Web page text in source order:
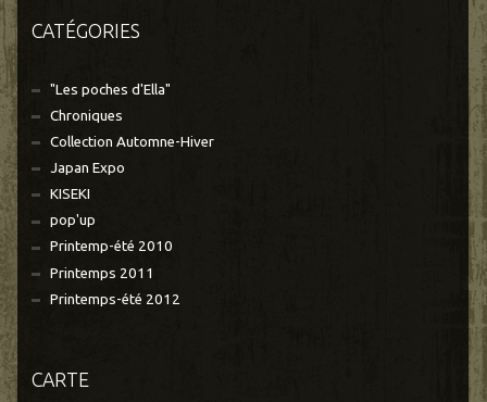
CATÉGORIES
"Les poches d'Ella"
Chroniques
Collection Automne-Hiver
Japan Expo
KISEKI
pop'up
Printemp-été 2010
Printemps 2011
Printemps-été 2012
CARTE